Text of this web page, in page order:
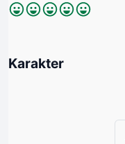
Karakter